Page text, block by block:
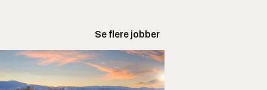
Se flere jobber